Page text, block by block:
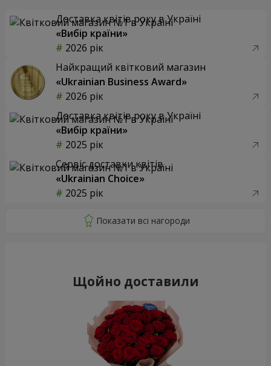
Доставка квітів року в Україні
«Вибір країни»
2026 рік
Найкращий квітковий магазин
«Ukrainian Business Award»
2026 рік
Доставка квітів року в Україні
«Вибір країни»
2025 рік
Сервіс доставки квітів
«Ukrainian Choice»
2025 рік
Щойно доставили